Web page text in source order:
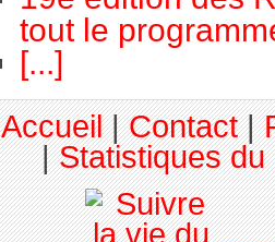
tout le
[...]
Accueil|Contact|
|Statistiques du